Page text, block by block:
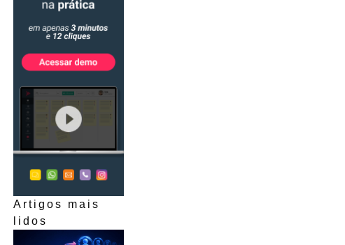
Artigos mais
lidos